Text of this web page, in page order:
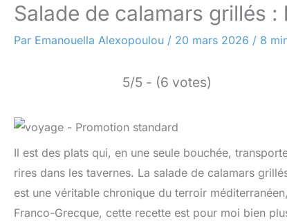
Salade de calamars grillés
Par Emanouella Alexopoulou / 20 mars 2026 / 8
5/5 - (6 votes)
Il est des plats qui, en une seule bouchée,
rires dans les tavernes. La salade de calamars
est une véritable chronique du terroir
Franco-Grecque, cette recette est pour moi bien